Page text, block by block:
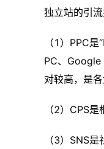
独立站的引
（1）PPC
PC、Google
对较高，是
（2）CPS
（3）SNS